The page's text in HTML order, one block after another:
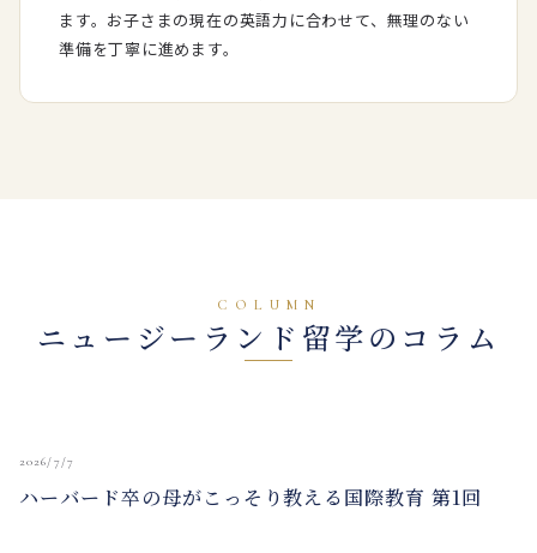
ます。お子さまの現在の英語力に合わせて、無理のない
準備を丁寧に進めます。
COLUMN
ニュージーランド留学のコラム
2026/7/7
ハーバード卒の母がこっそり教える国際教育 第1回